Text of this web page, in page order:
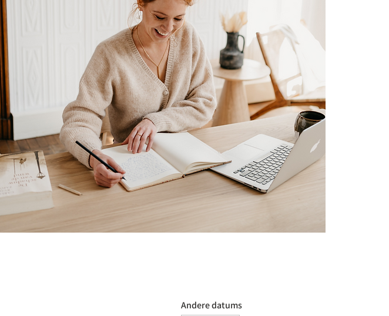
Andere datums